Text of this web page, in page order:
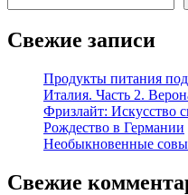
Свежие записи
Продукты питания
Италия. Часть 2.
Фризлайт: Искусство
Рождество в Германии
Необыкновенные совы
Свежие